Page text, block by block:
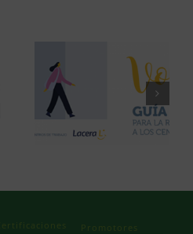
Certificaciones Promotores